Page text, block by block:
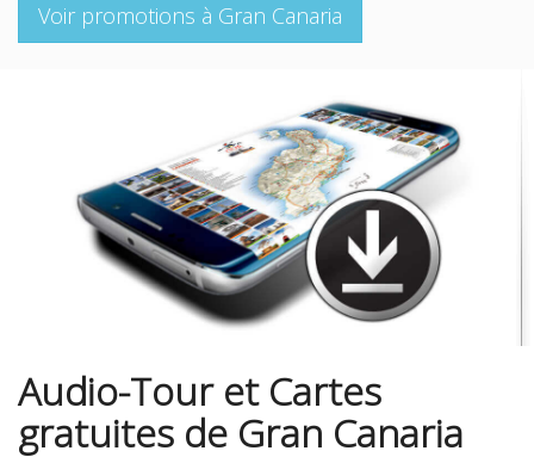
Voir promotions à Gran Canaria
Audio-Tour et Cartes
gratuites de Gran Canaria